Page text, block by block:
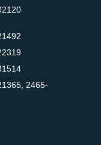
, 2465-